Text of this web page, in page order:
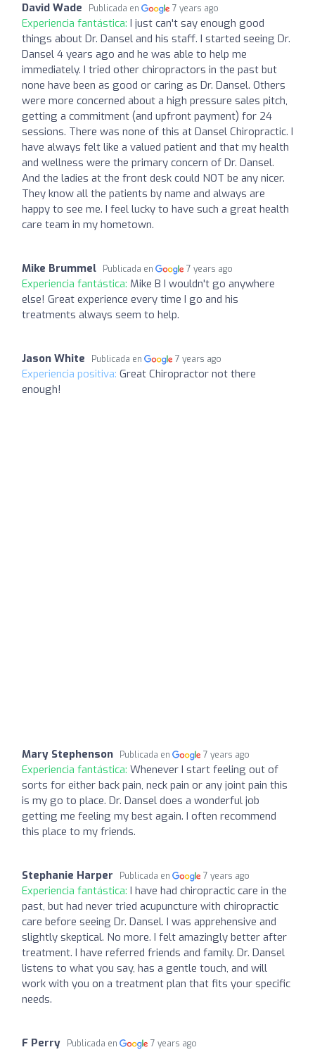
David Wade Publicada en 7 years ago
Experiencia fantástica: I just can't say enough good
things about Dr. Dansel and his staff. I started seeing Dr.
Dansel 4 years ago and he was able to help me
immediately. I tried other chiropractors in the past but
none have been as good or caring as Dr. Dansel. Others
were more concerned about a high pressure sales pitch,
getting a commitment (and upfront payment) for 24
sessions. There was none of this at Dansel Chiropractic. I
have always felt like a valued patient and that my health
and wellness were the primary concern of Dr. Dansel.
And the ladies at the front desk could NOT be any nicer.
They know all the patients by name and always are
happy to see me. I feel lucky to have such a great health
care team in my hometown.
Mike Brummel Publicada en 7 years ago
Experiencia fantástica: Mike B I wouldn't go anywhere
else! Great experience every time I go and his
treatments always seem to help.
Jason White Publicada en 7 years ago
Experiencia positiva: Great Chiropractor not there
enough!
Mary Stephenson Publicada en 7 years ago
Experiencia fantástica: Whenever I start feeling out of
sorts for either back pain, neck pain or any joint pain this
is my go to place. Dr. Dansel does a wonderful job
getting me feeling my best again. I often recommend
this place to my friends.
Stephanie Harper Publicada en 7 years ago
Experiencia fantástica: I have had chiropractic care in the
past, but had never tried acupuncture with chiropractic
care before seeing Dr. Dansel. I was apprehensive and
slightly skeptical. No more. I felt amazingly better after
treatment. I have referred friends and family. Dr. Dansel
listens to what you say, has a gentle touch, and will
work with you on a treatment plan that fits your specific
needs.
F Perry Publicada en 7 years ago